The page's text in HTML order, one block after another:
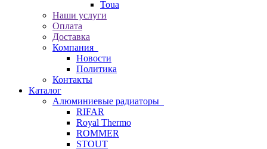
Toua
Наши услуги
Оплата
Доставка
Компания
Новости
Политика
Контакты
Каталог
Алюминиевые радиаторы
RIFAR
Royal Thermo
ROMMER
STOUT